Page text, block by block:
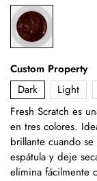
Custom Property
Dark
Light
Fresh Scratch es
en tres colores.
brillante cuando
espátula y deje
elimina fácilmente